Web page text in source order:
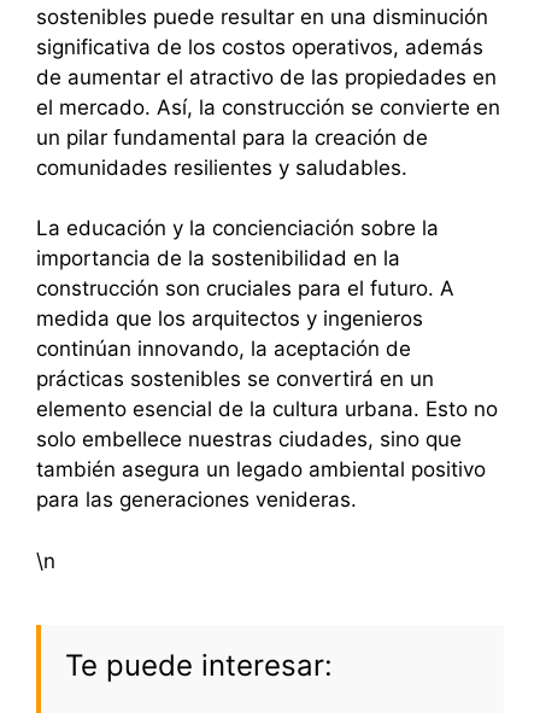
sostenibles puede resultar en una disminución
significativa de los costos operativos, además
de aumentar el atractivo de las propiedades en
el mercado. Así, la construcción se convierte en
un pilar fundamental para la creación de
comunidades resilientes y saludables.
La educación y la concienciación sobre la
importancia de la sostenibilidad en la
construcción son cruciales para el futuro. A
medida que los arquitectos y ingenieros
continúan innovando, la aceptación de
prácticas sostenibles se convertirá en un
elemento esencial de la cultura urbana. Esto no
solo embellece nuestras ciudades, sino que
también asegura un legado ambiental positivo
para las generaciones venideras.
\n
Te puede interesar: